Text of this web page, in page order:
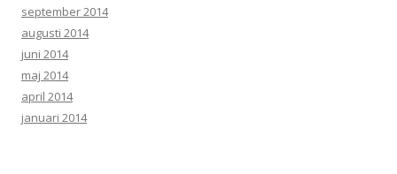
september 2014
augusti 2014
juni 2014
maj 2014
april 2014
januari 2014